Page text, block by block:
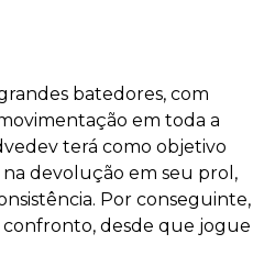
batedores, com
em toda a
terá como objetivo
devolução em seu prol,
Por conseguinte,
desde que jogue